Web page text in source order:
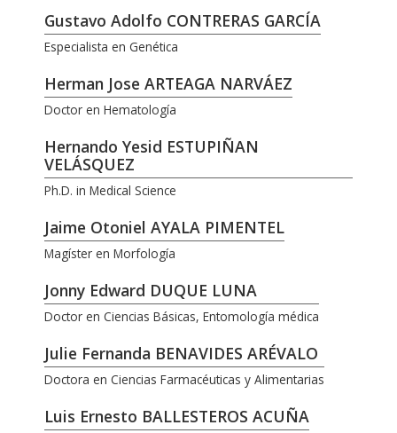
Gustavo Adolfo CONTRERAS GARCÍA
Especialista en Genética
Herman Jose ARTEAGA NARVÁEZ
Doctor en Hematología
Hernando Yesid ESTUPIÑAN
VELÁSQUEZ
Ph.D. in Medical Science
Jaime Otoniel AYALA PIMENTEL
Magíster en Morfología
Jonny Edward DUQUE LUNA
Doctor en Ciencias Básicas, Entomología médica
Julie Fernanda BENAVIDES ARÉVALO
Doctora en Ciencias Farmacéuticas y Alimentarias
Luis Ernesto BALLESTEROS ACUÑA